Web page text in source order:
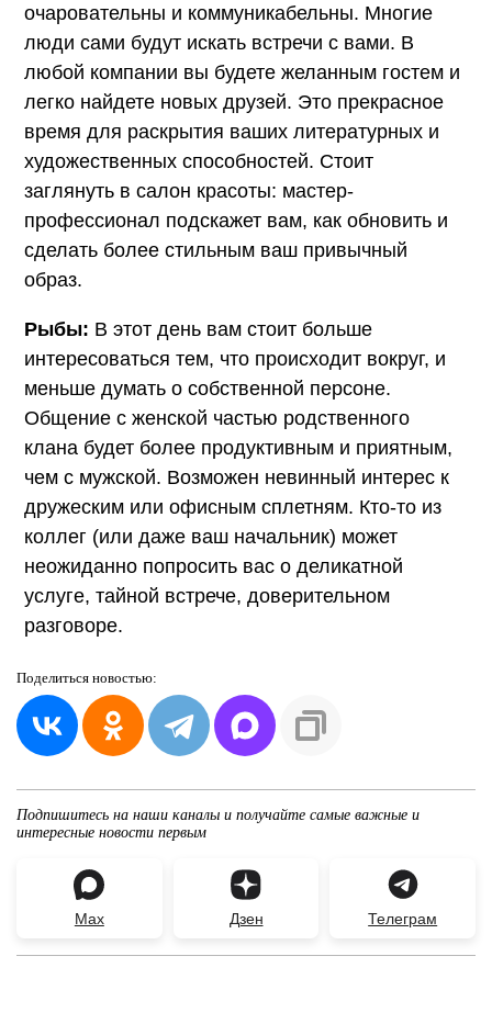
очаровательны и коммуникабельны. Многие
люди сами будут искать встречи с вами. В
любой компании вы будете желанным гостем и
легко найдете новых друзей. Это прекрасное
время для раскрытия ваших литературных и
художественных способностей. Стоит
заглянуть в салон красоты: мастер-
профессионал подскажет вам, как обновить и
сделать более стильным ваш привычный
образ.
Рыбы: В этот день вам стоит больше
интересоваться тем, что происходит вокруг, и
меньше думать о собственной персоне.
Общение с женской частью родственного
клана будет более продуктивным и приятным,
чем с мужской. Возможен невинный интерес к
дружеским или офисным сплетням. Кто-то из
коллег (или даже ваш начальник) может
неожиданно попросить вас о деликатной
услуге, тайной встрече, доверительном
разговоре.
Поделиться новостью:
Подпишитесь на наши каналы и получайте самые важные и
интересные новости первым
Max Дзен Телеграм